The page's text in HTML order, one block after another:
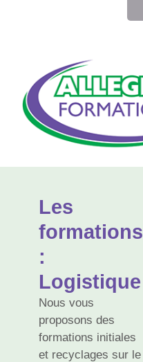
Les
formations
:
Logistique
Nous vous
proposons des
formations initiales
et recyclages sur le